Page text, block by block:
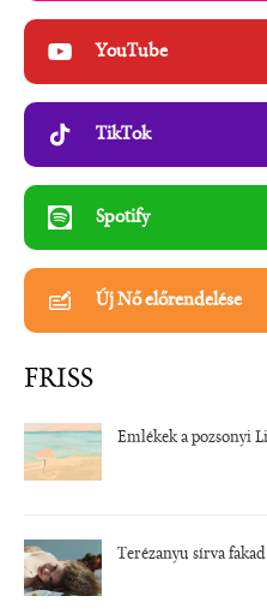
YouTube
TikTok
Spotify
Új Nő előrendelése
FRISS
Emlékek a pozsonyi
Terézanyu sírva fakad